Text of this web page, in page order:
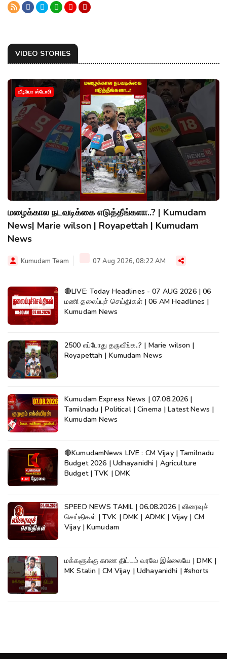
VIDEO STORIES
வீடியோ ஸ்டோரி
மழைக்கால நடவடிக்கை எடுத்தீங்களா..? | Kumudam
News| Marie wilson | Royapettah | Kumudam
News
Kumudam Team 07 Aug 2026, 08:22 AM
🔴LIVE: Today Headlines - 07 AUG 2026 | 06
மணி தலைப்புச் செய்திகள் | 06 AM Headlines |
Kumudam News
2500 எப்போது தருவீங்க..? | Marie wilson |
Royapettah | Kumudam News
Kumudam Express News | 07.08.2026 |
Tamilnadu | Political | Cinema | Latest News |
Kumudam News
🔴KumudamNews LIVE : CM Vijay | Tamilnadu
Budget 2026 | Udhayanidhi | Agriculture
Budget | TVK | DMK
SPEED NEWS TAMIL | 06.08.2026 | விரைவுச்
செய்திகள் | TVK | DMK | ADMK | Vijay | CM
Vijay | Kumudam
மக்களுக்கு காண திட்டம் வரவே இல்லையே | DMK |
MK Stalin | CM Vijay | Udhayanidhi | #shorts